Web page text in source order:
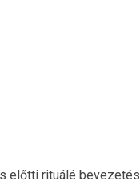
rituálé